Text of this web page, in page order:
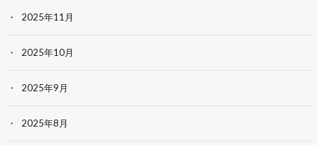
2025年11月
2025年10月
2025年9月
2025年8月